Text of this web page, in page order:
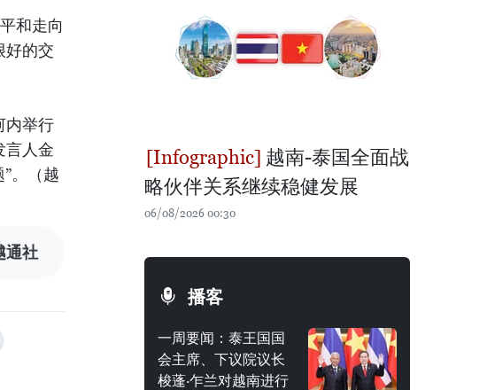
和走向
好的交
内举行
言人金
。（越
通社
越南-泰国全面战
略伙伴关系继续稳健发展
06/08/2026 00:30
播客
一周要闻：泰王国国
会主席、下议院议长
梭蓬·乍兰对越南进行